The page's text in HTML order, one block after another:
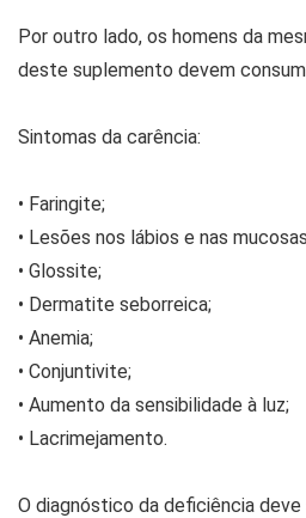
Por outro lado, os homens da
deste suplemento devem
Sintomas da carência:
• Faringite;
• Lesões nos lábios e nas
• Glossite;
• Dermatite seborreica;
• Anemia;
• Conjuntivite;
• Aumento da sensibilidade à luz;
• Lacrimejamento.
O diagnóstico da deficiência